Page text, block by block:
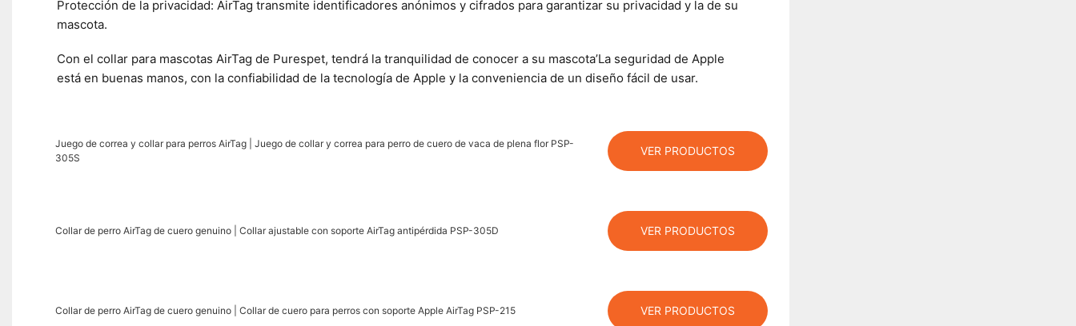
Protección de la privacidad: AirTag transmite identificadores anónimos y cifrados para garantizar su privacidad y la de su
mascota.
Con el collar para mascotas AirTag de Purespet, tendrá la tranquilidad de conocer a su mascota’La seguridad de Apple
está en buenas manos, con la confiabilidad de la tecnología de Apple y la conveniencia de un diseño fácil de usar.
Juego de correa y collar para perros AirTag | Juego de collar y correa para perro de cuero de vaca de plena flor PSP-
305S
VER PRODUCTOS
Collar de perro AirTag de cuero genuino | Collar ajustable con soporte AirTag antipérdida PSP-305D VER PRODUCTOS
Collar de perro AirTag de cuero genuino | Collar de cuero para perros con soporte Apple AirTag PSP-215 VER PRODUCTOS